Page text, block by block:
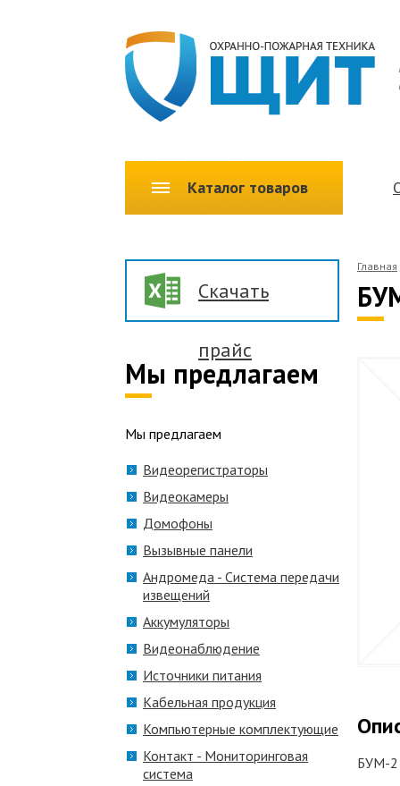
Каталог товаров
Главная
БУМ-2
Скачать
прайс
Мы предлагаем
Мы предлагаем
Видеорегистраторы
Видеокамеры
Домофоны
Вызывные панели
Андромеда - Система передачи
извещений
Аккумуляторы
Видеонаблюдение
Источники питания
Кабельная продукция
Компьютерные комплектующие
Контакт - Мониторинговая
система